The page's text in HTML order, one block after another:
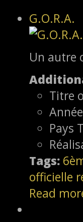
G.O.R.A.
Un autre
Titre
Année
Pays
Tags:
officielle
Read